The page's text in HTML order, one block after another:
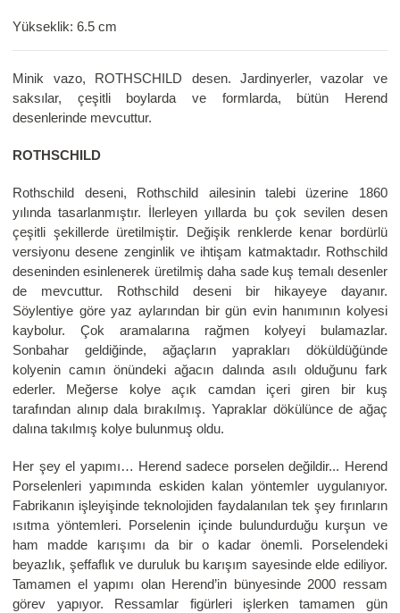
Yükseklik: 6.5 cm
Minik vazo, ROTHSCHILD desen. Jardinyerler, vazolar ve
saksılar, çeşitli boylarda ve formlarda, bütün Herend
desenlerinde mevcuttur.
ROTHSCHILD
Rothschild deseni, Rothschild ailesinin talebi üzerine 1860
yılında tasarlanmıştır. İlerleyen yıllarda bu çok sevilen desen
çeşitli şekillerde üretilmiştir. Değişik renklerde kenar bordürlü
versiyonu desene zenginlik ve ihtişam katmaktadır. Rothschild
deseninden esinlenerek üretilmiş daha sade kuş temalı desenler
de mevcuttur. Rothschild deseni bir hikayeye dayanır.
Söylentiye göre yaz aylarından bir gün evin hanımının kolyesi
kaybolur. Çok aramalarına rağmen kolyeyi bulamazlar.
Sonbahar geldiğinde, ağaçların yaprakları döküldüğünde
kolyenin camın önündeki ağacın dalında asılı olduğunu fark
ederler. Meğerse kolye açık camdan içeri giren bir kuş
tarafından alınıp dala bırakılmış. Yapraklar dökülünce de ağaç
dalına takılmış kolye bulunmuş oldu.
Her şey el yapımı… Herend sadece porselen değildir... Herend
Porselenleri yapımında eskiden kalan yöntemler uygulanıyor.
Fabrikanın işleyişinde teknolojiden faydalanılan tek şey fırınların
ısıtma yöntemleri. Porselenin içinde bulundurduğu kurşun ve
ham madde karışımı da bir o kadar önemli. Porselendeki
beyazlık, şeffaflık ve duruluk bu karışım sayesinde elde ediliyor.
Tamamen el yapımı olan Herend’in bünyesinde 2000 ressam
görev yapıyor. Ressamlar figürleri işlerken tamamen gün